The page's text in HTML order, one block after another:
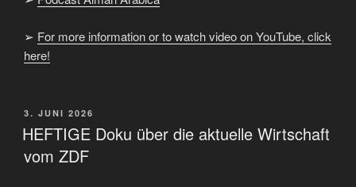
➢ For more information or to watch video on YouTube, click
here!
VERÖFFENTLICHT
AM
3. JUNI 2026
HEFTIGE Doku über die aktuelle Wirtschaft
vom ZDF